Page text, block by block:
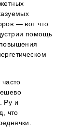
— вот что
помощь
Ру и
что